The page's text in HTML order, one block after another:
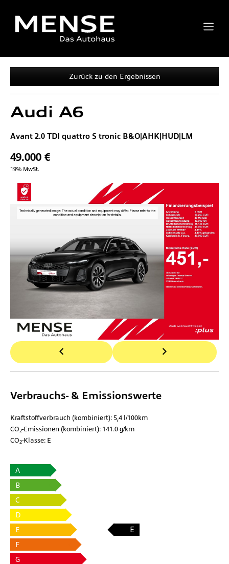
Zurück zu den Ergebnissen
Audi A6
Avant 2.0 TDI quattro S tronic B&O|AHK|HUD|LM
49.000 €
19% MwSt.
Verbrauchs- & Emissionswerte
Kraftstoffverbrauch (kombiniert): 5,4 l/100km
CO2-Emissionen (kombiniert): 141.0 g/km
CO2-Klasse: E
A
B
C
D
E
E
F
G